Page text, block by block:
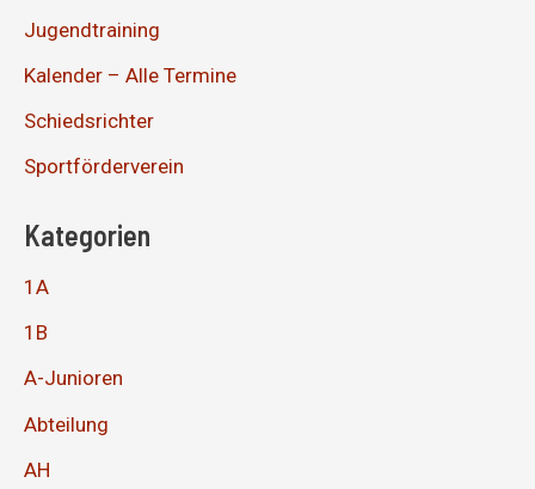
Jugendtraining
Kalender – Alle Termine
Schiedsrichter
Sportförderverein
Kategorien
1A
1B
A-Junioren
Abteilung
AH